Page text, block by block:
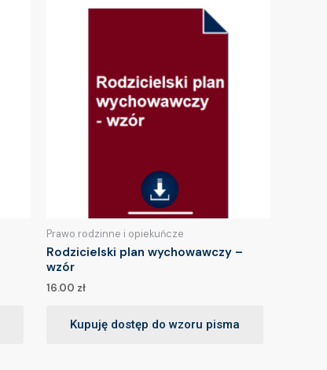
Prawo rodzinne i opiekuńcze
Rodzicielski plan wychowawczy –
wzór
16.00 zł
Kupuję dostęp do wzoru pisma